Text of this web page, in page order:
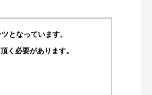
となっています。
く必要があります。
別記事】レーシングブルズ、